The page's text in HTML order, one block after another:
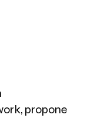
propone